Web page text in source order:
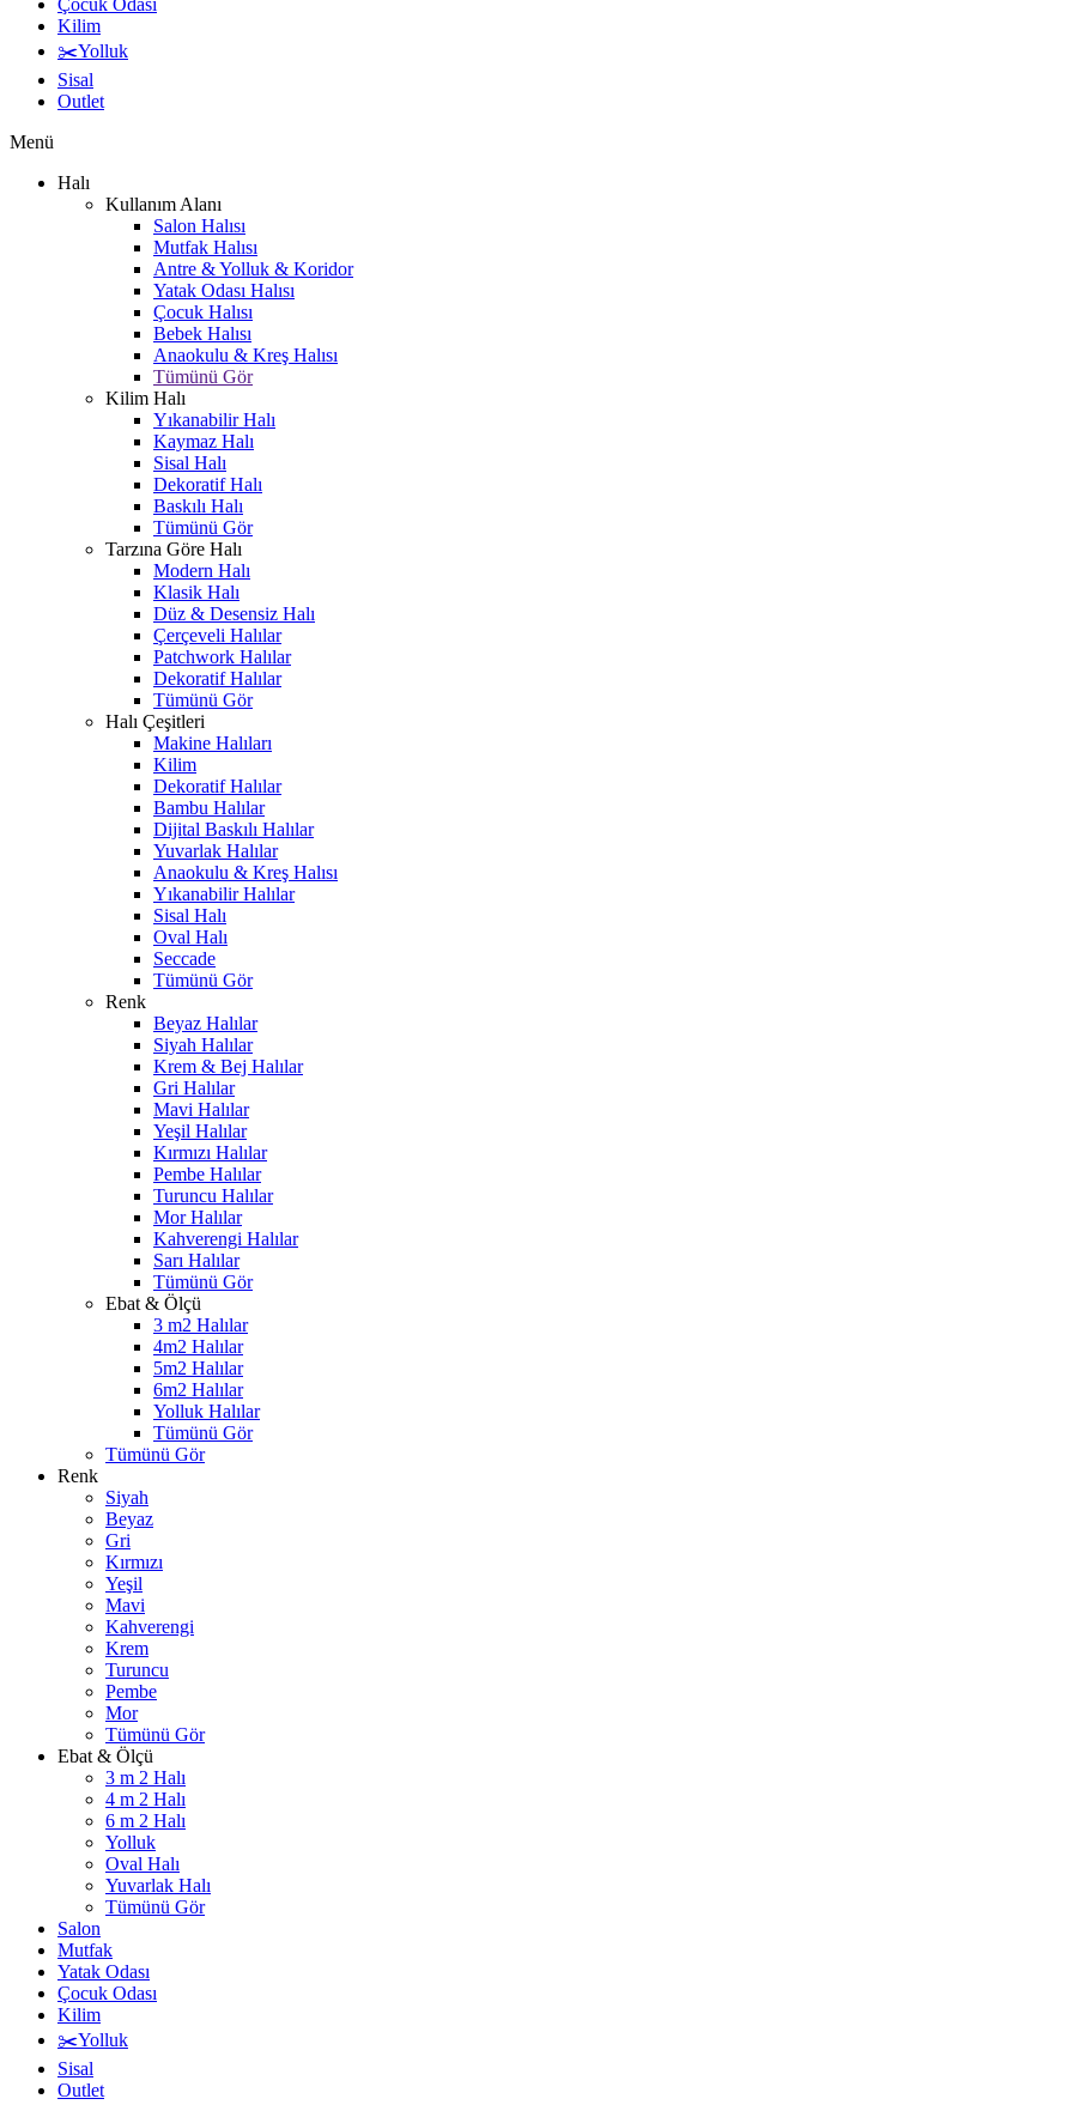
Çocuk Odası
Kilim
✂️Yolluk
Sisal
Outlet
Menü
Halı
Kullanım Alanı
Salon Halısı
Mutfak Halısı
Antre & Yolluk & Koridor
Yatak Odası Halısı
Çocuk Halısı
Bebek Halısı
Anaokulu & Kreş Halısı
Tümünü Gör
Kilim Halı
Yıkanabilir Halı
Kaymaz Halı
Sisal Halı
Dekoratif Halı
Baskılı Halı
Tümünü Gör
Tarzına Göre Halı
Modern Halı
Klasik Halı
Düz & Desensiz Halı
Çerçeveli Halılar
Patchwork Halılar
Dekoratif Halılar
Tümünü Gör
Halı Çeşitleri
Makine Halıları
Kilim
Dekoratif Halılar
Bambu Halılar
Dijital Baskılı Halılar
Yuvarlak Halılar
Anaokulu & Kreş Halısı
Yıkanabilir Halılar
Sisal Halı
Oval Halı
Seccade
Tümünü Gör
Renk
Beyaz Halılar
Siyah Halılar
Krem & Bej Halılar
Gri Halılar
Mavi Halılar
Yeşil Halılar
Kırmızı Halılar
Pembe Halılar
Turuncu Halılar
Mor Halılar
Kahverengi Halılar
Sarı Halılar
Tümünü Gör
Ebat & Ölçü
3 m2 Halılar
4m2 Halılar
5m2 Halılar
6m2 Halılar
Yolluk Halılar
Tümünü Gör
Tümünü Gör
Renk
Siyah
Beyaz
Gri
Kırmızı
Yeşil
Mavi
Kahverengi
Krem
Turuncu
Pembe
Mor
Tümünü Gör
Ebat & Ölçü
3 m 2 Halı
4 m 2 Halı
6 m 2 Halı
Yolluk
Oval Halı
Yuvarlak Halı
Tümünü Gör
Salon
Mutfak
Yatak Odası
Çocuk Odası
Kilim
✂️Yolluk
Sisal
Outlet